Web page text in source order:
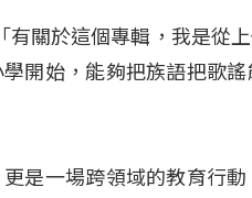
有關於這個專輯，我是從
開始，能夠把族語把歌
是一場跨領域的教育行